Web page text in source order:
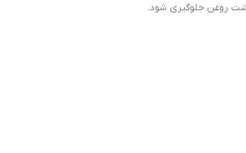
روغن جلوگیری شود.